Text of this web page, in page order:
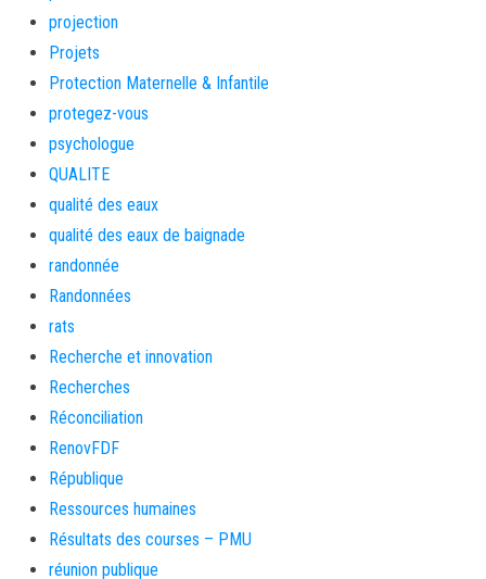
projection
Projets
Protection Maternelle & Infantile
protegez-vous
psychologue
QUALITE
qualité des eaux
qualité des eaux de baignade
randonnée
Randonnées
rats
Recherche et innovation
Recherches
Réconciliation
RenovFDF
République
Ressources humaines
Résultats des courses – PMU
réunion publique